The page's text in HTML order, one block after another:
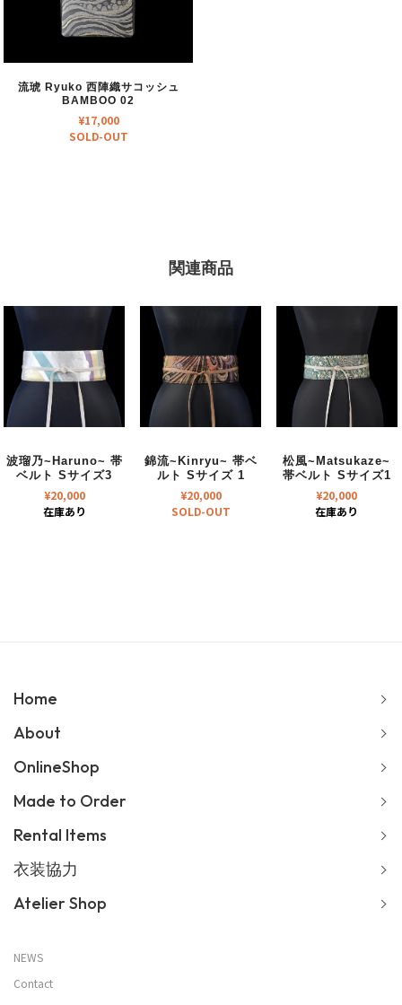
流琥 Ryuko 西陣織サコッシュ
BAMBOO 02
¥17,000
SOLD-OUT
関連商品
波瑠乃~Haruno~ 帯
ベルト Sサイズ3
¥20,000
在庫あり
錦流~Kinryu~ 帯ベ
ルト Sサイズ 1
¥20,000
SOLD-OUT
松風~Matsukaze~
帯ベルト Sサイズ1
¥20,000
在庫あり
Home
About
OnlineShop
Made to Order
Rental Items
衣装協力
Atelier Shop
NEWS
Contact